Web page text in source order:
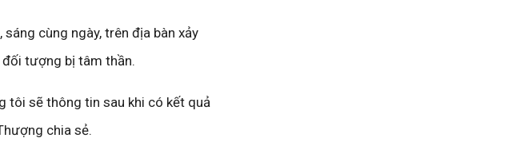
cùng ngày, trên địa bàn xảy
tượng bị tâm thần.
tôi sẽ thông tin sau khi có kết quả
chia sẻ.